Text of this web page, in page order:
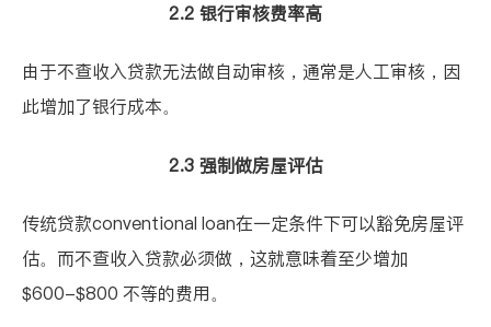
2.2 银行审核费率高
由于不查收入贷款无法做自动审核，通常是人工审核，因
此增加了银行成本。
2.3 强制做房屋评估
传统贷款conventional loan在一定条件下可以豁免房屋评
估。而不查收入贷款必须做，这就意味着至少增加
$600-$800 不等的费用。